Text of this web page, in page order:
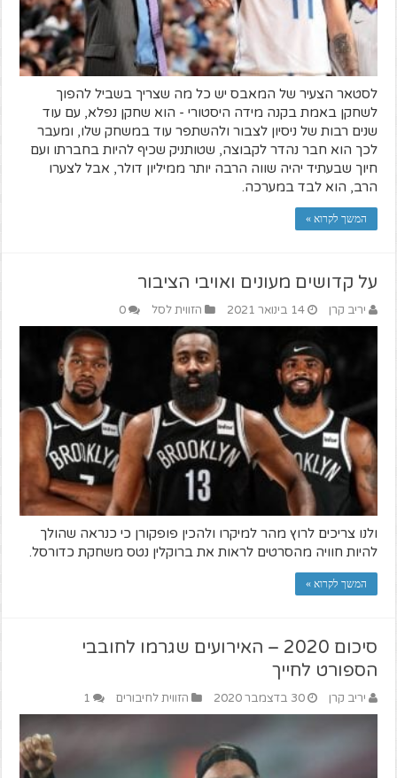
לסטאר הצעיר של המאבס יש כל מה שצריך בשביל להפוך
לשחקן באמת בקנה מידה היסטורי - הוא שחקן נפלא, עם עוד
שנים רבות של ניסיון לצבור ולהשתפר עוד במשחק שלו, ומעבר
לכך הוא חבר נהדר לקבוצה, שטותניק שכיף להיות בחברתו ועם
חיוך שבעתיד יהיה שווה הרבה יותר ממיליון דולר, אבל לצערו
הרב, הוא לבד במערכה.
המשך לקרוא »
על קדושים מעונים ואויבי הציבור
יריב קרן 14 בינואר 2021 הזווית לסל 0
ולנו צריכים לרוץ מהר למיקרו ולהכין פופקורן כי כנראה שהולך
להיות חוויה מהסרטים לראות את ברוקלין נטס משחקת כדורסל.
המשך לקרוא »
סיכום 2020 – האירועים שגרמו לחובבי
הספורט לחייך
יריב קרן 30 בדצמבר 2020 הזווית לחיבורים 1